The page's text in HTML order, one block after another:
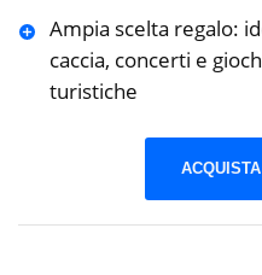
Ampia scelta regalo:
caccia, concerti e
turistiche